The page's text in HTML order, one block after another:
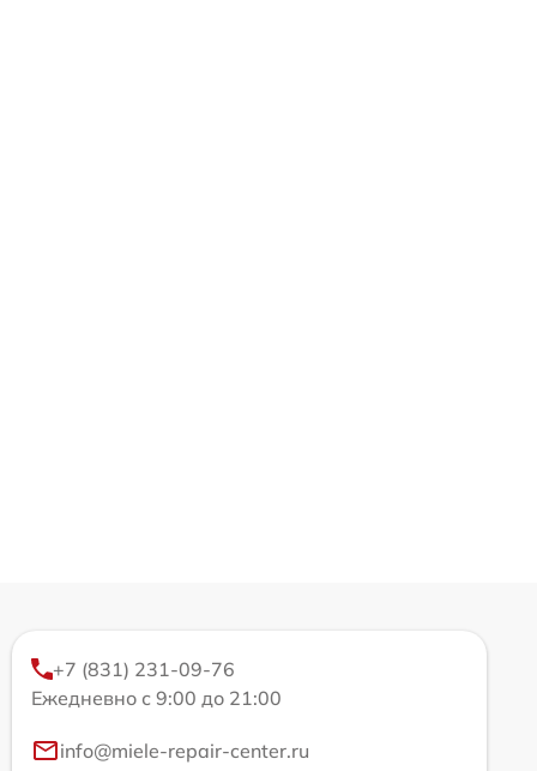
+7 (831) 231-09-76
Ежедневно с 9:00 до 21:00
info@miele-repair-center.ru